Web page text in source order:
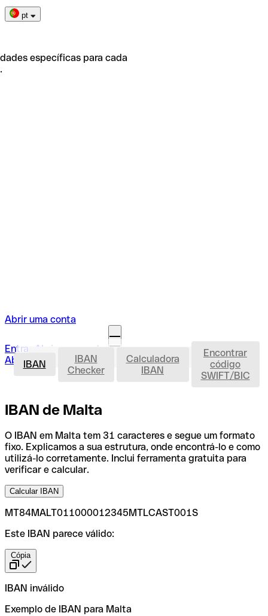
pt
específicas para cada
Abrir uma conta
Entrar Abrir uma conta
Abrir a minha conta
IBAN
IBAN
IBAN
Checker
Calculadora
IBAN
Encontrar
código
SWIFT/BIC
IBAN de Malta
O IBAN em Malta tem 31 caracteres e segue um formato
fixo. Explicamos a sua estrutura, onde encontrá-lo e como
utilizá-lo corretamente. Inclui ferramenta gratuita para
verificar e calcular.
Calcular IBAN
MT84MALT011000012345MTLCAST001S
Este IBAN parece válido:
Cópia
IBAN inválido
Exemplo de IBAN para Malta